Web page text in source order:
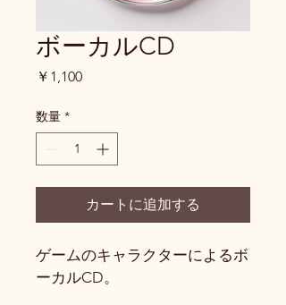
ボーカルCD
￥1,100価
数量 *
カートに追加する
ゲームのキャラクターによるボ
ーカルCD。